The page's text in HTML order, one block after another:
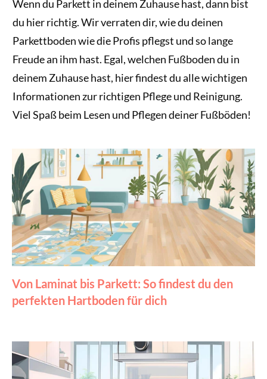
Wenn du Parkett in deinem Zuhause hast, dann bist
du hier richtig. Wir verraten dir, wie du deinen
Parkettboden wie die Profis pflegst und so lange
Freude an ihm hast. Egal, welchen Fußboden du in
deinem Zuhause hast, hier findest du alle wichtigen
Informationen zur richtigen Pflege und Reinigung.
Viel Spaß beim Lesen und Pflegen deiner Fußböden!
Von Laminat bis Parkett: So findest du den
perfekten Hartboden für dich